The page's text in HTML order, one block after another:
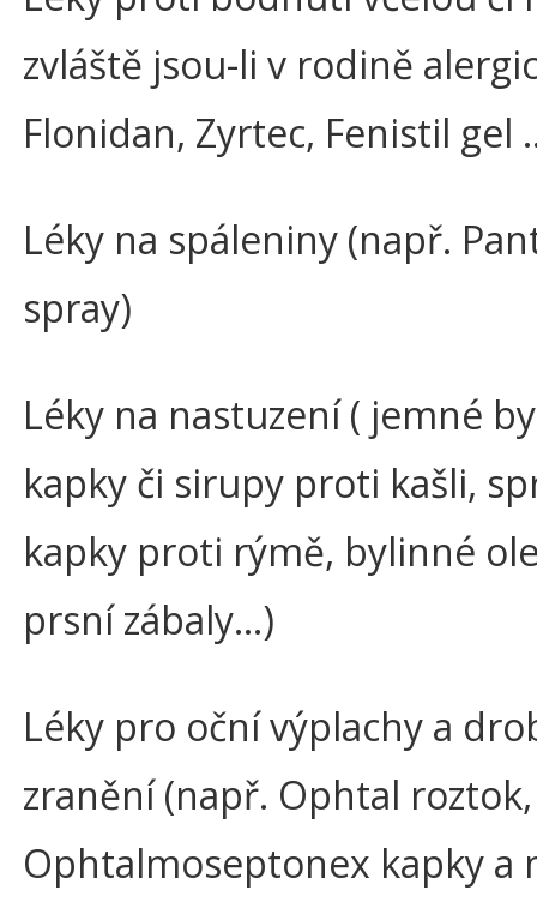
zvláště jsou-li v rodině
Flonidan, Zyrtec, Fenistil gel
Léky na spáleniny (např.
spray)
Léky na nastuzení ( jemné
kapky či sirupy proti kašli,
kapky proti rýmě, bylinné
prsní zábaly…)
Léky pro oční výplachy a
zranění (např. Ophtal roztok,
Ophtalmoseptonex kapky a